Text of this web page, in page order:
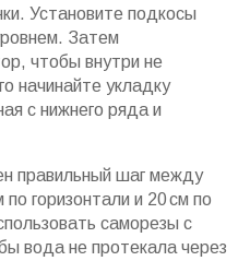
Установите подкосы
Затем
чтобы внутри не
начинайте укладку
с нижнего ряда и
правильный шаг между
горизонтали и 20 см по
саморезы с
вода не протекала через